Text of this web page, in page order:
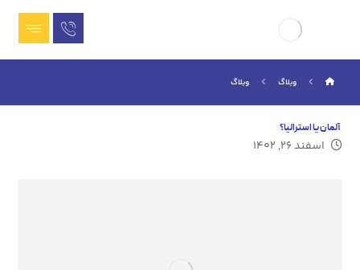
وبلاگ وبلاگ
آلمان یا استرالیا؟
اسفند ۲۶, ۱۴۰۲